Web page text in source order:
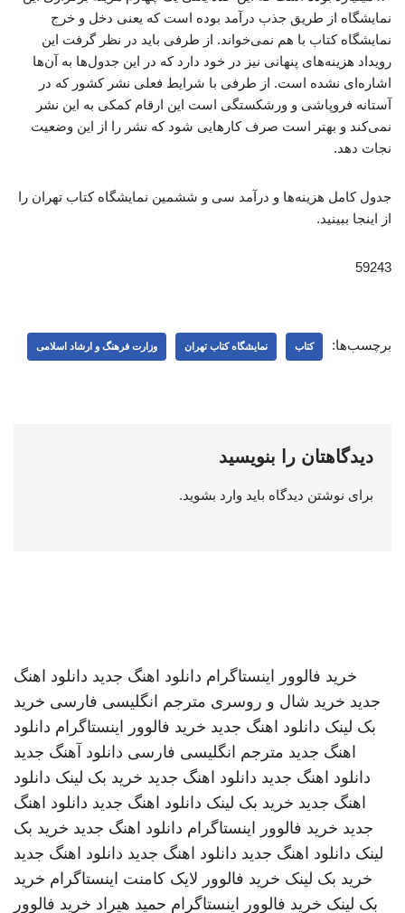
نمایشگاه از طریق جذب درآمد بوده است که یعنی دخل و خرج
نمایشگاه کتاب با هم نمی‌خواند. از طرفی باید در نظر گرفت این
رویداد هزینه‌های پنهانی نیز در خود دارد که در این جدول‌ها به آن‌ها
اشاره‌ای نشده است. از طرفی با شرایط فعلی نشر کشور که در
آستانه فروپاشی و ورشکستگی است این ارقام کمکی به این نشر
نمی‌کند و بهتر است صرف کارهایی شود که نشر را از این وضعیت
نجات دهد.
جدول کامل هزینه‌ها و درآمد سی و ششمین نمایشگاه کتاب تهران را
از اینجا ببینید.
59243
برچسب‌ها: کتاب نمایشگاه کتاب تهران وزارت فرهنگ و ارشاد اسلامی
دیدگاهتان را بنویسید
برای نوشتن دیدگاه باید وارد بشوید.
خرید فالوور اینستاگرام دانلود اهنگ جدید دانلود اهنگ
جدید خرید شال و روسری مترجم انگلیسی فارسی خرید
بک لینک دانلود اهنگ جدید خرید فالوور اینستاگرام دانلود
اهنگ جدید مترجم انگلیسی فارسی دانلود آهنگ جدید
دانلود اهنگ جدید دانلود اهنگ جدید خرید بک لینک دانلود
اهنگ جدید خرید بک لینک دانلود اهنگ جدید دانلود اهنگ
جدید خرید فالوور اینستاگرام دانلود اهنگ جدید خرید بک
لینک دانلود اهنگ جدید دانلود اهنگ جدید دانلود اهنگ جدید
خرید بک لینک خرید فالوور لایک کامنت اینستاگرام خرید
بک لینک خرید فالوور اینستاگرام حمید هیراد خرید فالوور